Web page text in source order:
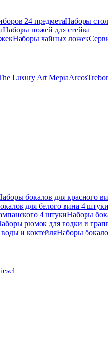
24 предметаНаборы
Наборы ножей для стейка
Наборы чайных ложек
Luxury Art MepraArcos
бокалов для красного
для белого вина 4 штуки
4 штукиНаборы
рюмок для водки и
и коктейляНаборы